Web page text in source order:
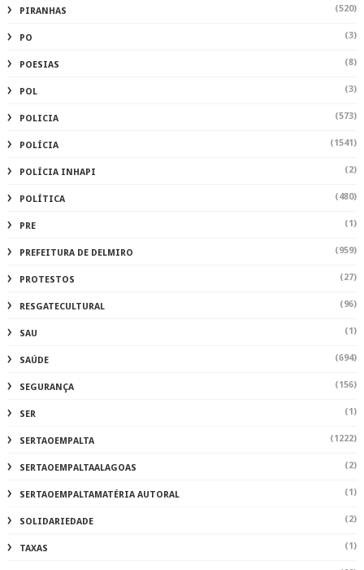
PIRANHAS (520)
PO (3)
POESIAS (8)
POL (3)
POLICIA (573)
POLÍCIA (1541)
POLÍCIA INHAPI (2)
POLÍTICA (480)
PRE (1)
PREFEITURA DE DELMIRO (959)
PROTESTOS (27)
RESGATECULTURAL (96)
SAU (1)
SAÚDE (694)
SEGURANÇA (156)
SER (1)
SERTAOEMPALTA (1222)
SERTAOEMPALTAALAGOAS (2)
SERTAOEMPALTAMATÉRIA AUTORAL (1)
SOLIDARIEDADE (2)
TAXAS (1)